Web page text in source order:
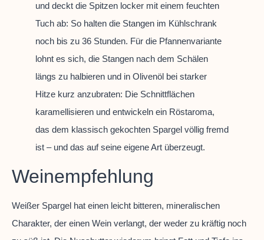
und deckt die Spitzen locker mit einem feuchten
Tuch ab: So halten die Stangen im Kühlschrank
noch bis zu 36 Stunden. Für die Pfannenvariante
lohnt es sich, die Stangen nach dem Schälen
längs zu halbieren und in Olivenöl bei starker
Hitze kurz anzubraten: Die Schnittflächen
karamellisieren und entwickeln ein Röstaroma,
das dem klassisch gekochten Spargel völlig fremd
ist – und das auf seine eigene Art überzeugt.
Weinempfehlung
Weißer Spargel hat einen leicht bitteren, mineralischen
Charakter, der einen Wein verlangt, der weder zu kräftig noch